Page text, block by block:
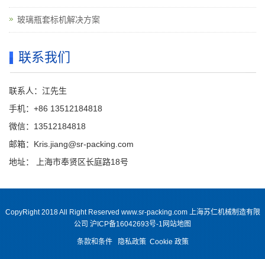
玻璃瓶套标机解决方案
联系我们
联系人：江先生
手机：+86 13512184818
微信：13512184818
邮箱：Kris.jiang@sr-packing.com
地址： 上海市奉贤区长庭路18号
CopyRight 2018 All Right Reserved www.sr-packing.com 上海苏仁机械制造有限
公司 沪ICP备16042693号-1 网站地图
条款和条件 隐私政策 Cookie 政策